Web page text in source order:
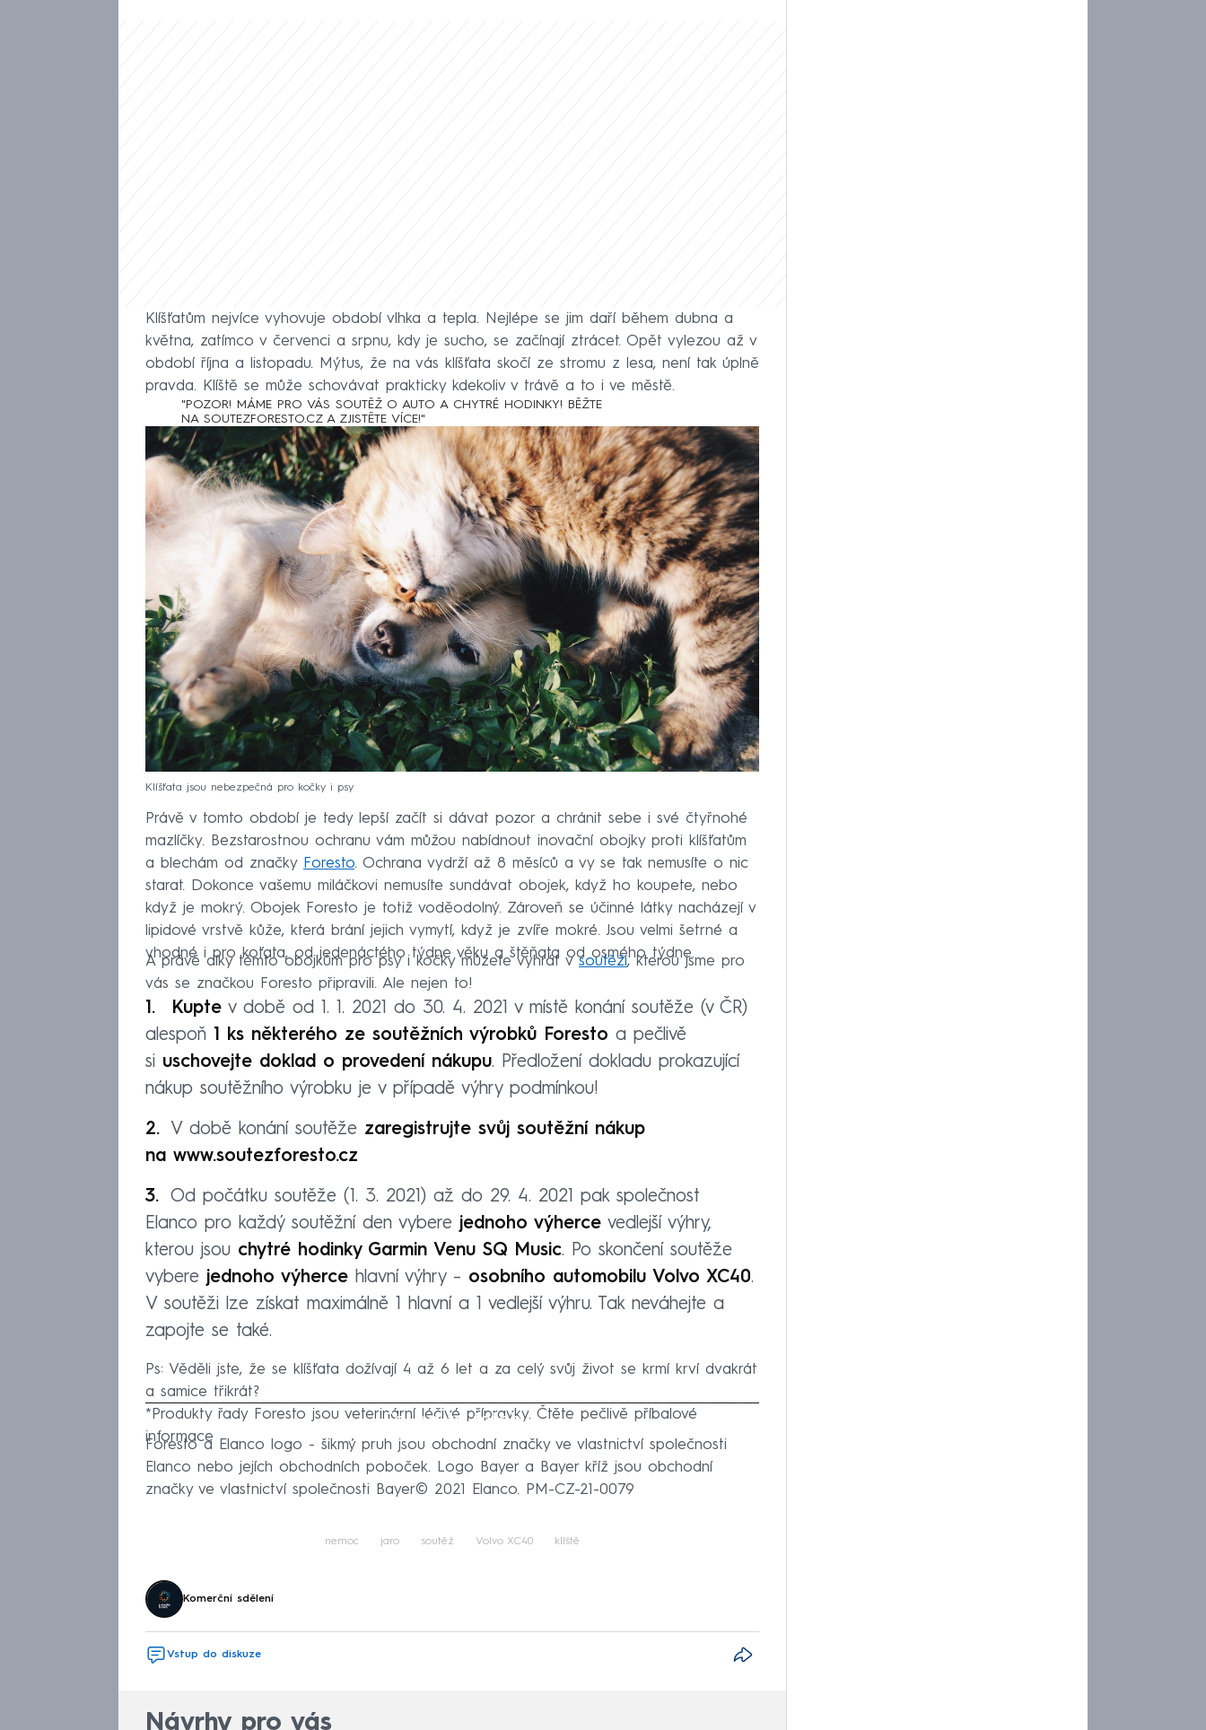
Klíšťatům nejvíce vyhovuje období vlhka a tepla. Nejlépe se jim daří během dubna a
května, zatímco v červenci a srpnu, kdy je sucho, se začínají ztrácet. Opět vylezou až v
období října a listopadu. Mýtus, že na vás klíšťata skočí ze stromu z lesa, není tak úplně
pravda. Klíště se může schovávat prakticky kdekoliv v trávě a to i ve městě.
"POZOR! MÁME PRO VÁS SOUTĚŽ O AUTO A CHYTRÉ HODINKY! BĚŽTE
NA SOUTEZFORESTO.CZA ZJISTĚTE VÍCE!"
Klíšťata jsou nebezpečná pro kočky i psy
Právě v tomto období je tedy lepší začít si dávat pozor a chránit sebe i své čtyřnohé
mazlíčky. Bezstarostnou ochranu vám můžou nabídnout inovační obojky proti klíšťatům
a blechám od značky Foresto. Ochrana vydrží až 8 měsíců a vy se tak nemusíte o nic
starat. Dokonce vašemu miláčkovi nemusíte sundávat obojek, když ho koupete, nebo
když je mokrý. Obojek Foresto je totiž voděodolný. Zároveň se účinné látky nacházejí v
lipidové vrstvě kůže, která brání jejich vymytí, když je zvíře mokré. Jsou velmi šetrné a
vhodné i pro koťata, od jedenáctého týdne věku a štěňata od osmého týdne.
A právě díky těmto obojkům pro psy i kočky můžete vyhrát vsoutěži, kterou jsme pro
vás se značkou Foresto připravili. Ale nejen to!
Kupte v době od 1. 1. 2021 do 30. 4. 2021 v místě konání soutěže (v ČR)
alespoň 1 ks některého ze soutěžních výrobků Foresto a pečlivě
si uschovejte doklad o provedení nákupu. Předložení dokladu prokazující
nákup soutěžního výrobku je v případě výhry podmínkou!
V době konání soutěže zaregistrujte svůj soutěžní nákup
na www.soutezforesto.cz
Od počátku soutěže (1. 3. 2021) až do 29. 4. 2021 pak společnost
Elanco pro každý soutěžní den vybere jednoho výherce vedlejší výhry,
kterou jsou chytré hodinky Garmin Venu SQ Music. Po skončení soutěže
vybere jednoho výherce hlavní výhry – osobního automobilu Volvo XC40.
V soutěži lze získat maximálně 1 hlavní a 1 vedlejší výhru. Tak neváhejte a
zapojte se také.
Ps: Věděli jste, že se klíšťata dožívají 4 až 6 let a za celý svůj život se krmí krví dvakrát
a samice třikrát?
Failed to fetch
*Produkty řady Foresto jsou veterinární léčivé přípravky. Čtěte pečlivě příbalové
informace
Foresto a Elanco logo - šikmý pruh jsou obchodní značky ve vlastnictví společnosti
Elanco nebo jejích obchodních poboček. Logo Bayer a Bayer kříž jsou obchodní
značky ve vlastnictví společnosti Bayer© 2021 Elanco. PM-CZ-21-0079
nemoc jaro soutěž Volvo XC40 klíště
Komerční sdělení
Vstup do diskuze
Návrhy pro vás